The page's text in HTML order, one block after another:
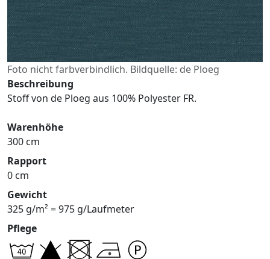
Foto nicht farbverbindlich. Bildquelle: de Ploeg
Beschreibung
Stoff von de Ploeg aus 100% Polyester FR.
Warenhöhe
300 cm
Rapport
0 cm
Gewicht
325 g/m² = 975 g/Laufmeter
Pflege